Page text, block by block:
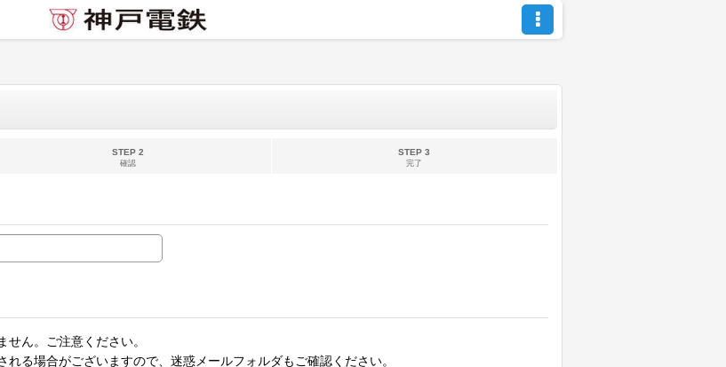
STEP 2
確認
STEP 3
完了
ん。ご注意ください。
る場合がございますので、迷惑メールフォルダもご確認ください。